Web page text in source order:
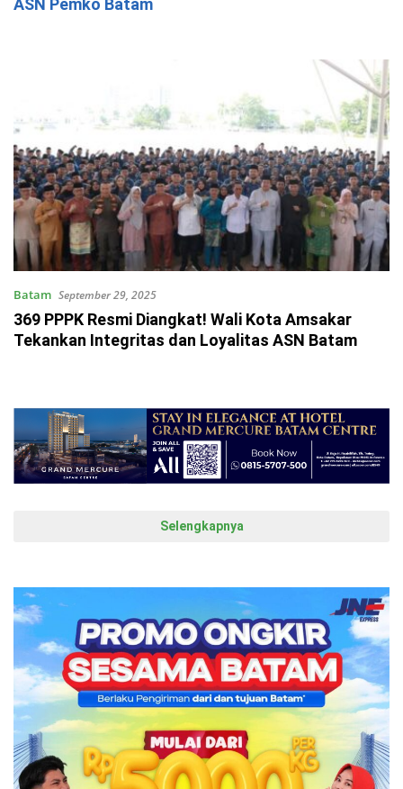
ASN Pemko Batam
Batam September 29, 2025
369 PPPK Resmi Diangkat! Wali Kota Amsakar
Tekankan Integritas dan Loyalitas ASN Batam
Selengkapnya